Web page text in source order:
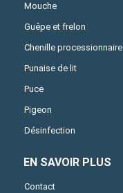
Mouche
Guêpe et frelon
Chenille processionnaire
Punaise de lit
Puce
Pigeon
Désinfection
EN SAVOIR PLUS
Contact